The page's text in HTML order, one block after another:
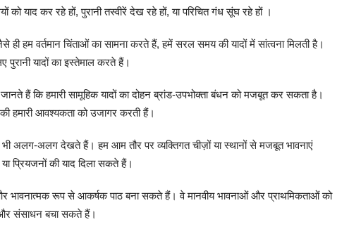
को याद कर रहे हों, पुरानी तस्वीरें देख रहे हों, या परिचित गंध सूंघ रहे हों ।
हम वर्तमान चिंताओं का सामना करते हैं, हमें सरल समय की यादों में सांत्वना मिलती है।
यादों का इस्तेमाल करते हैं।
हैं कि हमारी सामूहिक यादों का दोहन ब्रांड-उपभोक्ता बंधन को मजबूत कर सकता है।
हमारी आवश्यकता को उजागर करती हैं।
अलग-अलग देखते हैं। हम आम तौर पर व्यक्तिगत चीज़ों या स्थानों से मजबूत भावनाएं
प्रियजनों की याद दिला सकते हैं।
रूप से आकर्षक पाठ बना सकते हैं। वे मानवीय भावनाओं और प्राथमिकताओं को
और संसाधन बचा सकते हैं।